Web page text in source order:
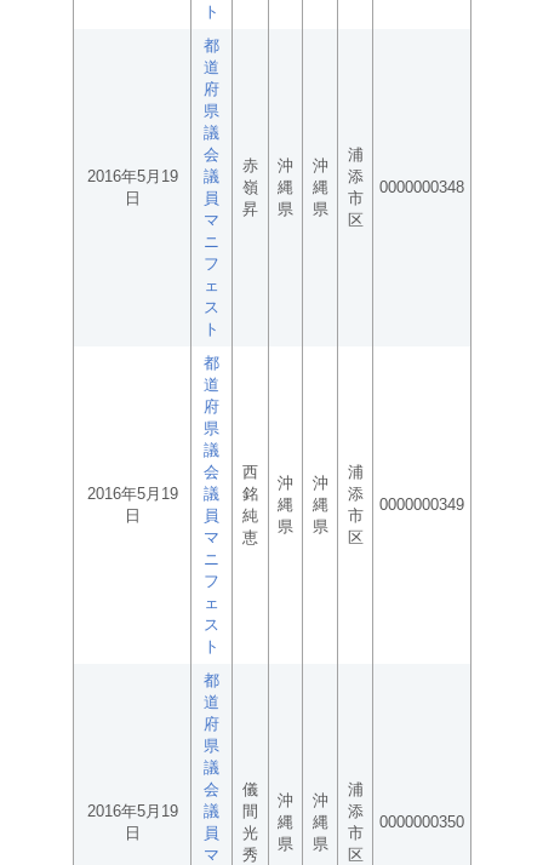
ト
2016年5月19
日
都
道
府
県
議
会
議
員
マ
ニ
フ
ェ
ス
ト
赤
嶺
昇
沖
縄
県
沖
縄
県
浦
添
市
区
0000000348
2016年5月19
日
都
道
府
県
議
会
議
員
マ
ニ
フ
ェ
ス
ト
西
銘
純
恵
沖
縄
県
沖
縄
県
浦
添
市
区
0000000349
2016年5月19
日
都
道
府
県
議
会
議
員
マ
儀
間
光
秀
沖
縄
県
沖
縄
県
浦
添
市
区
0000000350